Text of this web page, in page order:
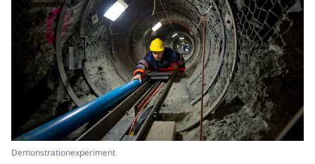
Demonstrationexperiment